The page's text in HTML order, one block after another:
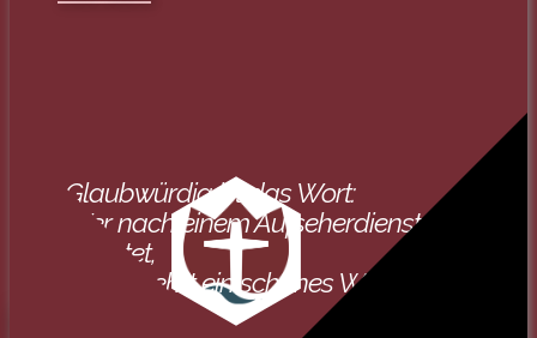
Glaubwürdig ist das Wort:
Wer nach einem Aufseherdienst
trachtet,
der begehrt ein schönes Werk.